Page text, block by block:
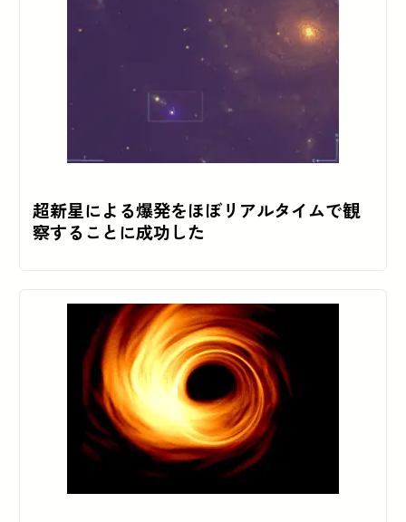
超新星による爆発をほぼリアルタイムで観
察することに成功した